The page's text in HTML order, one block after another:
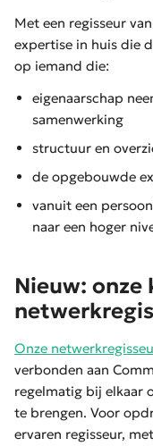
Met een regisseur
expertise in huis die
op iemand die:
eigenaarschap
samenwerking
structuur en
de opgebouwde
vanuit een
naar een hoger
Nieuw:
Onze
verbonden aan
regelmatig bij elkaar
te brengen. Voor
ervaren regisseur,